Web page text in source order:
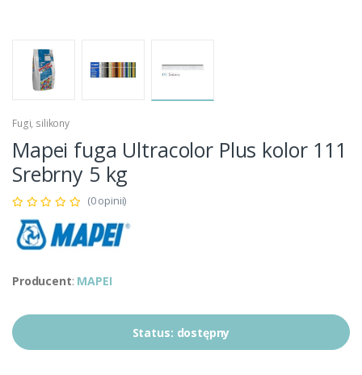
Fugi, silikony
Mapei fuga Ultracolor Plus kolor 111
Srebrny 5 kg
(0 opinii)
Producent: MAPEI
Status: dostępny